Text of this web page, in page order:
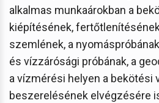
alkalmas munkaárokban a
kiépítésének,
szemlének, a
és vízzárósági próbának, a
a vízmérési helyen a bekötési
beszerelésének elvégzésére